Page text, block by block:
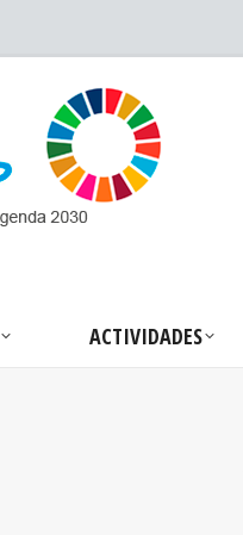
ACTIVIDADES